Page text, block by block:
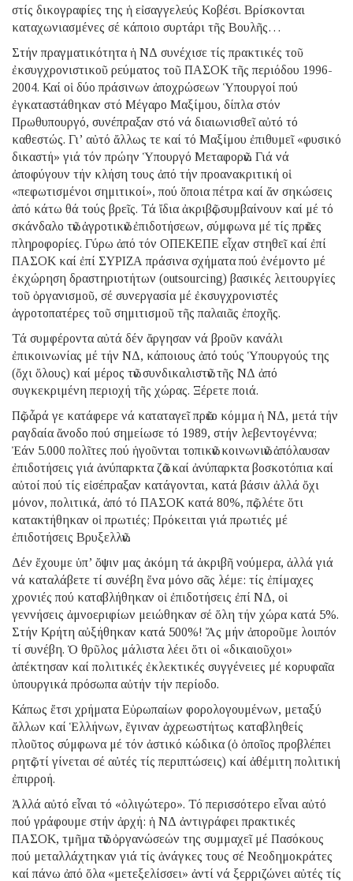
στίς δικογραφίες της ἡ εἰσαγγελεύς Κοβέσι. Βρίσκονται
καταχωνιασμένες σέ κάποιο συρτάρι τῆς Βουλῆς…
Στήν πραγματικότητα ἡ ΝΔ συνέχισε τίς πρακτικές τοῦ
ἐκσυγχρονιστικοῦ ρεύματος τοῦ ΠΑΣΟΚ τῆς περιόδου 1996-
2004. Καί οἱ δύο πράσινων ἀποχρώσεων Ὑπουργοί πού
ἐγκαταστάθηκαν στό Μέγαρο Μαξίμου, δίπλα στόν
Πρωθυπουργό, συνέπραξαν στό νά διαιωνισθεῖ αὐτό τό
καθεστώς. Γι’ αὐτό ἄλλως τε καί τό Μαξίμου ἐπιθυμεῖ «φυσικό
δικαστή» γιά τόν πρώην Ὑπουργό Μεταφορῶν. Γιά νά
ἀποφύγουν τήν κλήση τους ἀπό τήν προανακριτική οἱ
«πεφωτισμένοι σημιτικοί», πού ὅποια πέτρα καί ἄν σηκώσεις
ἀπό κάτω θά τούς βρεῖς. Τά ἴδια ἀκριβῶς συμβαίνουν καί μέ τό
σκάνδαλο τῶν ἀγροτικῶν ἐπιδοτήσεων, σύμφωνα μέ τίς πρῶτες
πληροφορίες. Γύρω ἀπό τόν ΟΠΕΚΕΠΕ εἶχαν στηθεῖ καί ἐπί
ΠΑΣΟΚ καί ἐπί ΣΥΡΙΖΑ πράσινα σχήματα πού ἐνέμοντο μέ
ἐκχώρηση δραστηριοτήτων (outsourcing) βασικές λειτουργίες
τοῦ ὀργανισμοῦ, σέ συνεργασία μέ ἐκσυγχρονιστές
ἀγροτοπατέρες τοῦ σημιτισμοῦ τῆς παλαιᾶς ἐποχῆς.
Τά συμφέροντα αὐτά δέν ἄργησαν νά βροῦν κανάλι
ἐπικοινωνίας μέ τήν ΝΔ, κάποιους ἀπό τούς Ὑπουργούς της
(ὄχι ὅλους) καί μέρος τῶν συνδικαλιστῶν τῆς ΝΔ ἀπό
συγκεκριμένη περιοχή τῆς χώρας. Ξέρετε ποιά.
Πῶς ἆρά γε κατάφερε νά καταταγεῖ πρῶτο κόμμα ἡ ΝΔ, μετά τήν
ραγδαία ἄνοδο πού σημείωσε τό 1989, στήν λεβεντογέννα;
Ἐάν 5.000 πολῖτες πού ἡγοῦνται τοπικῶν κοινωνιῶν ἀπόλαυσαν
ἐπιδοτήσεις γιά ἀνύπαρκτα ζῶα καί ἀνύπαρκτα βοσκοτόπια καί
αὐτοί πού τίς εἰσέπραξαν κατάγονται, κατά βάσιν ἀλλά ὄχι
μόνον, πολιτικά, ἀπό τό ΠΑΣΟΚ κατά 80%, πῶς λέτε ὅτι
κατακτήθηκαν οἱ πρωτιές; Πρόκειται γιά πρωτιές μέ
ἐπιδοτήσεις Βρυξελλῶν.
Δέν ἔχουμε ὑπ’ ὄψιν μας ἀκόμη τά ἀκριβῆ νούμερα, ἀλλά γιά
νά καταλάβετε τί συνέβη ἕνα μόνο σᾶς λέμε: τίς ἐπίμαχες
χρονιές πού καταβλήθηκαν οἱ ἐπιδοτήσεις ἐπί ΝΔ, οἱ
γεννήσεις ἀμνοεριφίων μειώθηκαν σέ ὅλη τήν χώρα κατά 5%.
Στήν Κρήτη αὐξήθηκαν κατά 500%! Ἄς μήν ἀποροῦμε λοιπόν
τί συνέβη. Ὁ θρῦλος μάλιστα λέει ὅτι οἱ «δικαιοῦχοι»
ἀπέκτησαν καί πολιτικές ἐκλεκτικές συγγένειες μέ κορυφαῖα
ὑπουργικά πρόσωπα αὐτήν τήν περίοδο.
Κάπως ἔτσι χρήματα Εὐρωπαίων φορολογουμένων, μεταξύ
ἄλλων καί Ἑλλήνων, ἔγιναν ἀχρεωστήτως καταβληθείς
πλοῦτος σύμφωνα μέ τόν ἀστικό κώδικα (ὁ ὁποῖος προβλέπει
ρητῶς τί γίνεται σέ αὐτές τίς περιπτώσεις) καί ἀθέμιτη πολιτική
ἐπιρροή.
Ἀλλά αὐτό εἶναι τό «ὀλιγώτερο». Τό περισσότερο εἶναι αὐτό
πού γράφουμε στήν ἀρχή: ἡ ΝΔ ἀντιγράφει πρακτικές
ΠΑΣΟΚ, τμῆμα τῶν ὀργανώσεών της συμμαχεῖ μέ Πασόκους
πού μεταλλάχτηκαν γιά τίς ἀνάγκες τους σέ Νεοδημοκράτες
καί πάνω ἀπό ὅλα «μετεξελίσσει» ἀντί νά ξερριζώνει αὐτές τίς